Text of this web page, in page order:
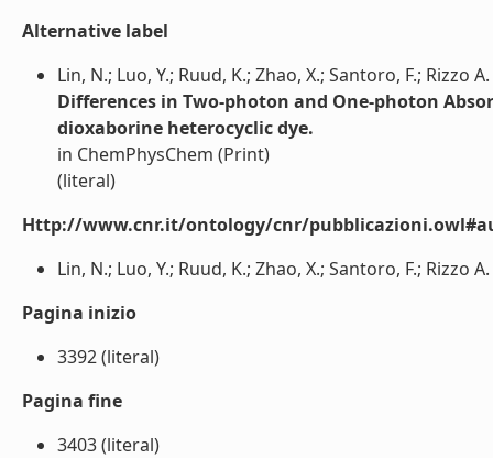
Alternative label
Lin, N.; Luo, Y.; Ruud, K.; Zhao, X.; Santoro, F.; Rizzo
Differences in Two-photon and One-photon
dioxaborine heterocyclic dye.
in ChemPhysChem (Print)
(literal)
Http://www.cnr.it/ontology/cnr/
Lin, N.; Luo, Y.; Ruud, K.; Zhao, X.; Santoro, F.; Rizzo
Pagina inizio
3392 (literal)
Pagina fine
3403 (literal)